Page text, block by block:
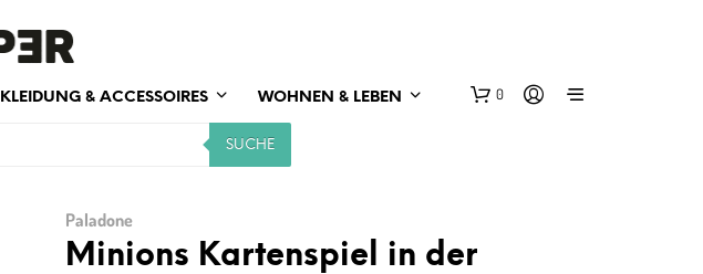
KLEIDUNG & ACCESSOIRES WOHNEN & LEBEN 0
SUCHE
Paladone
Minions Kartenspiel in der